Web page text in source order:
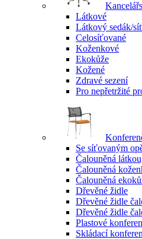
Látkové
Látkový sedák/
Celosíťované
Koženkové
Ekokůže
Kožené
Zdravé sezení
Pro nepřetržité
Se síťovaným
Čalouněná
Čalouněná
Čalouněná
Dřevěné židle
Dřevěné židle
Dřevěné židle
Plastové
Skládací